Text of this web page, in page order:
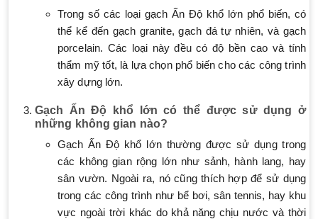
Trong số các loại gạch Ấn Độ khổ lớn phổ biến, có
thể kể đến gạch granite, gạch đá tự nhiên, và gạch
porcelain. Các loại này đều có độ bền cao và tính
thẩm mỹ tốt, là lựa chọn phổ biến cho các công trình
xây dựng lớn.
Gạch Ấn Độ khổ lớn có thể được sử dụng ở
những không gian nào?
Gạch Ấn Độ khổ lớn thường được sử dụng trong
các không gian rộng lớn như sảnh, hành lang, hay
sân vườn. Ngoài ra, nó cũng thích hợp để sử dụng
trong các công trình như bể bơi, sân tennis, hay khu
vực ngoài trời khác do khả năng chịu nước và thời